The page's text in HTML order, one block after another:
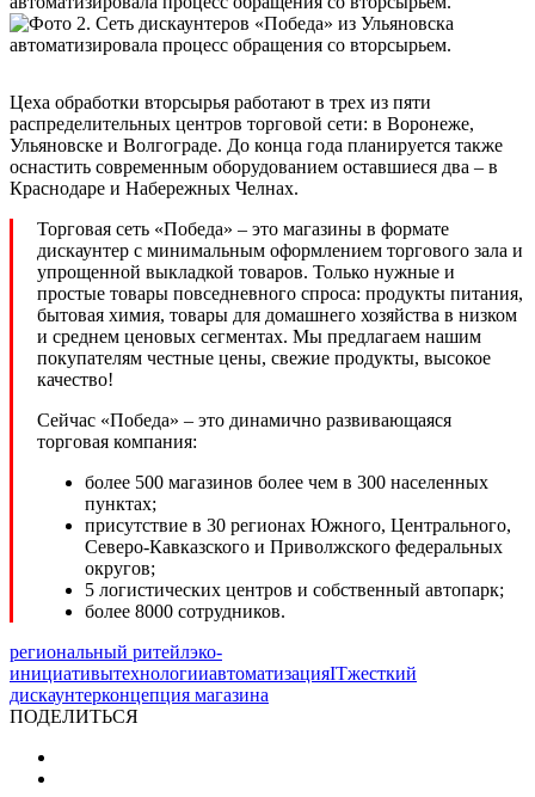
Цеха обработки вторсырья работают в трех из пяти
распределительных центров торговой сети: в Воронеже,
Ульяновске и Волгограде. До конца года планируется также
оснастить современным оборудованием оставшиеся два – в
Краснодаре и Набережных Челнах.
Торговая сеть «Победа» – это магазины в формате
дискаунтер с минимальным оформлением торгового зала и
упрощенной выкладкой товаров. Только нужные и
простые товары повседневного спроса: продукты питания,
бытовая химия, товары для домашнего хозяйства в низком
и среднем ценовых сегментах. Мы предлагаем нашим
покупателям честные цены, свежие продукты, высокое
качество!
Сейчас «Победа» – это динамично развивающаяся
торговая компания:
более 500 магазинов более чем в 300 населенных
пунктах;
присутствие в 30 регионах Южного, Центрального,
Северо-Кавказского и Приволжского федеральных
округов;
5 логистических центров и собственный автопарк;
более 8000 сотрудников.
региональный ритейлэко-
инициативытехнологииавтоматизацияITжесткий
дискаунтерконцепция магазина
ПОДЕЛИТЬСЯ